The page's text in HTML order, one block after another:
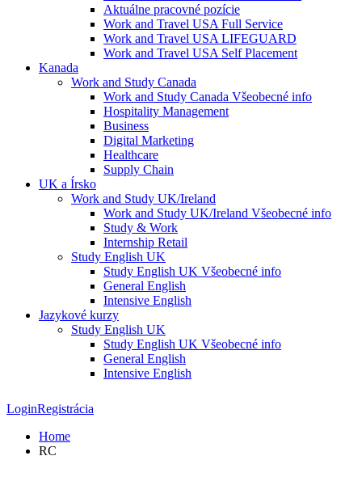
Aktuálne pracovné pozície
Work and Travel USA Full Service
Work and Travel USA LIFEGUARD
Work and Travel USA Self Placement
Kanada
Work and Study Canada
Work and Study Canada Všeobecné info
Hospitality Management
Business
Digital Marketing
Healthcare
Supply Chain
UK a Írsko
Work and Study UK/Ireland
Work and Study UK/Ireland Všeobecné info
Study & Work
Internship Retail
Study English UK
Study English UK Všeobecné info
General English
Intensive English
Jazykové kurzy
Study English UK
Study English UK Všeobecné info
General English
Intensive English
LoginRegistrácia
Home
RC